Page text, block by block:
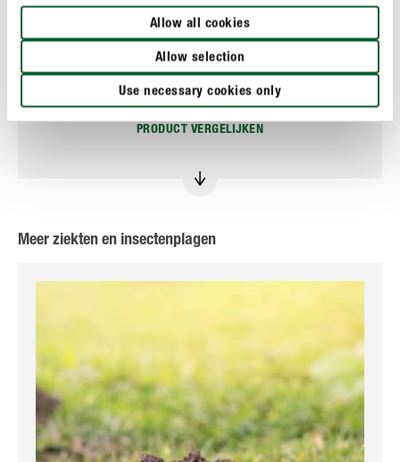
Allow all cookies
Allow selection
Use necessary cookies only
Gewasbescherming
COMPO Fazilo® Spray
PRODUCT VERGELIJKEN
Meer ziekten en insectenplagen